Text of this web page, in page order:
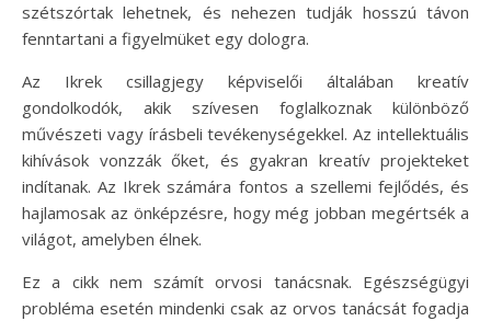
szétszórtak lehetnek, és nehezen tudják hosszú távon
fenntartani a figyelmüket egy dologra.
Az Ikrek csillagjegy képviselői általában kreatív
gondolkodók, akik szívesen foglalkoznak különböző
művészeti vagy írásbeli tevékenységekkel. Az intellektuális
kihívások vonzzák őket, és gyakran kreatív projekteket
indítanak. Az Ikrek számára fontos a szellemi fejlődés, és
hajlamosak az önképzésre, hogy még jobban megértsék a
világot, amelyben élnek.
Ez a cikk nem számít orvosi tanácsnak. Egészségügyi
probléma esetén mindenki csak az orvos tanácsát fogadja